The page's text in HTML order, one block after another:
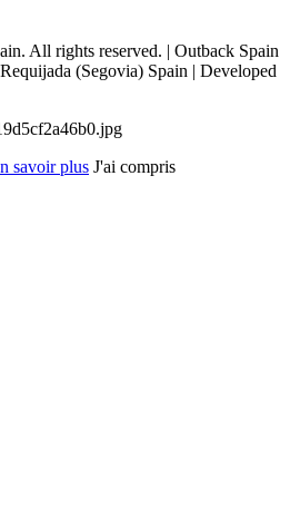
All rights reserved. | Outback Spain
(Segovia) Spain | Developed
savoir plus J'ai compris